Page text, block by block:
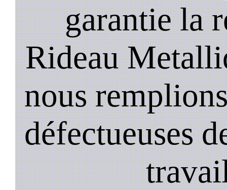
garantie la
Rideau
nous
défectueuses